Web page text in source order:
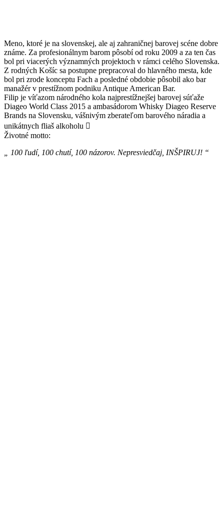
Meno, ktoré je na slovenskej, ale aj zahraničnej barovej scéne dobre
známe. Za profesionálnym barom pôsobí od roku 2009 a za ten čas
bol pri viacerých významných projektoch v rámci celého Slovenska.
Z rodných Košíc sa postupne prepracoval do hlavného mesta, kde
bol pri zrode konceptu Fach a posledné obdobie pôsobil ako bar
manažér v prestížnom podniku Antique American Bar.
Filip je víťazom národného kola najprestížnejšej barovej súťaže
Diageo World Class 2015 a ambasádorom Whisky Diageo Reserve
Brands na Slovensku, vášnivým zberateľom barového náradia a
unikátnych fliaš alkoholu 
Životné motto:
„ 100 ľudí, 100 chutí, 100 názorov. Nepresviedčaj, INŠPIRUJ! “